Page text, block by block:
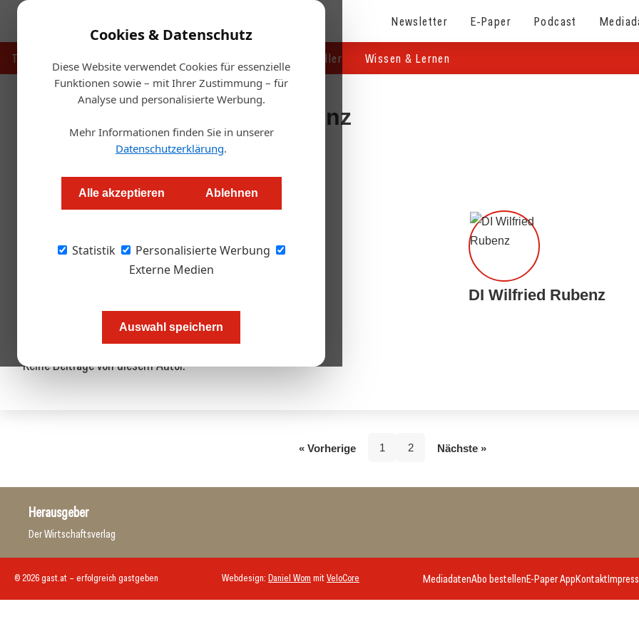
Cookies & Datenschutz
Diese Website verwendet Cookies für essenzielle
Funktionen sowie – mit Ihrer Zustimmung – für
Analyse und personalisierte Werbung.
Mehr Informationen finden Sie in unserer
Datenschutzerklärung.
Alle akzeptieren Ablehnen
Statistik
Personalisierte Werbung
Externe Medien
Auswahl speichern
Newsletter E-Paper Podcast
Touristik Handel & Hersteller Wissen & Lernen
Artikel von DI Wilfried Rubenz
DI Wilfried Rubenz
Keine Beiträge von diesem Autor.
« Vorherige 1 2 Nächste »
Herausgeber
Der Wirtschaftsverlag
© 2026 gast.at – erfolgreich gastgeben Webdesign: Daniel Wom mitVeloCore MediadatenAbo bestellenE-Paper AppKontakt